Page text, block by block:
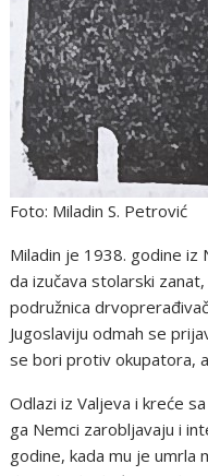
Foto: Miladin S. Petrović
Miladin je 1938. godine iz
da izučava stolarski
podružnica
Jugoslaviju odmah se
se bori protiv okupatora,
Odlazi iz Valjeva i kreće
ga Nemci zarobljavaju i
godine, kada mu je umrla